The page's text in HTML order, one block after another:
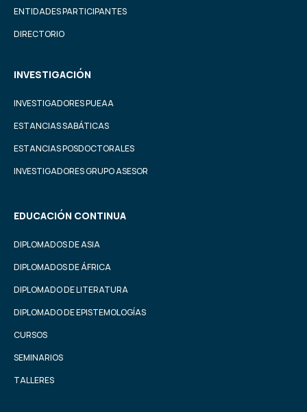
ENTIDADES PARTICIPANTES
DIRECTORIO
INVESTIGACIÓN
INVESTIGADORES PUEAA
ESTANCIAS SABÁTICAS
ESTANCIAS POSDOCTORALES
INVESTIGADORES GRUPO ASESOR
EDUCACIÓN CONTINUA
DIPLOMADOS DE ASIA
DIPLOMADOS DE ÁFRICA
DIPLOMADO DE LITERATURA
DIPLOMADO DE EPISTEMOLOGÍAS
CURSOS
SEMINARIOS
TALLERES